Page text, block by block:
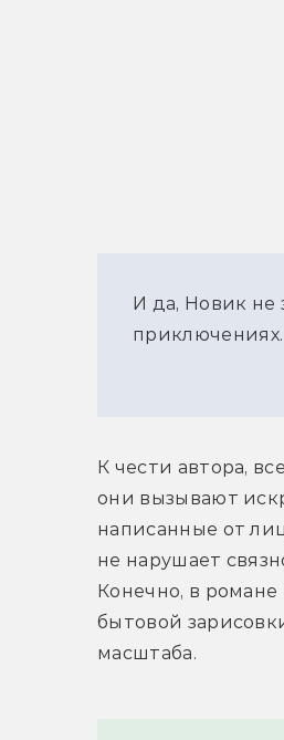
И да, Новик не
приключениях.
К чести автора,
они вызывают
написанные от
не нарушает
Конечно, в романе
бытовой
масштаба.